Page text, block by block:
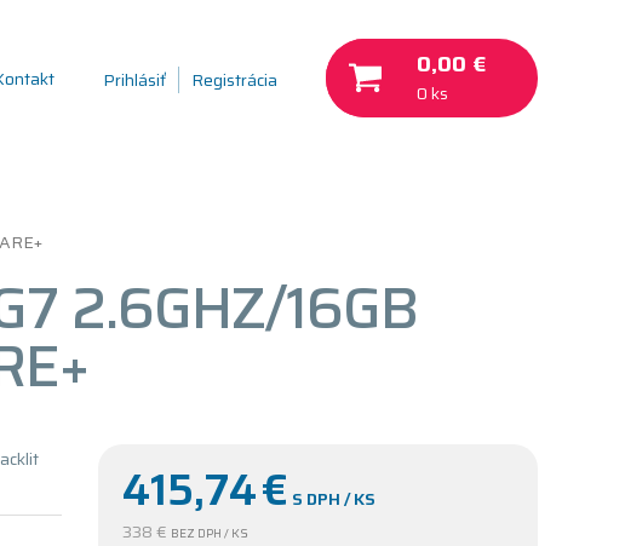
Prihlásiť Registrácia 0,00 €
0 ks
2.6GHZ/16GB
415,74€ S DPH / KS
338 € BEZ DPH / KS